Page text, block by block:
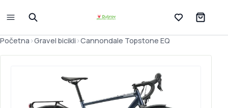
Lista želja
Početna >Gravel bicikli >Cannondale Topstone EQ